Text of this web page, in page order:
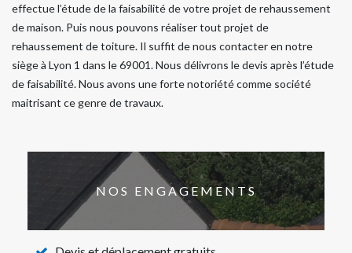
effectue l’étude de la faisabilité de votre projet de rehaussement
de maison. Puis nous pouvons réaliser tout projet de
rehaussement de toiture. Il suffit de nous contacter en notre
siège à Lyon 1 dans le 69001. Nous délivrons le devis après l’étude
de faisabilité. Nous avons une forte notoriété comme société
maitrisant ce genre de travaux.
NOS ENGAGEMENTS